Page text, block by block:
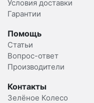
Условия доставки
Гарантии
Помощь
Статьи
Вопрос-ответ
Производители
Контакты
Зелёное Колесо